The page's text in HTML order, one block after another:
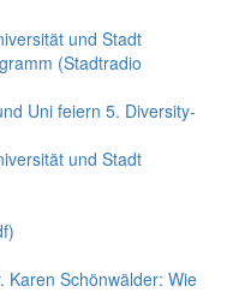
und Stadt
(Stadtradio
Uni feiern 5. Diversity-
und Stadt
Karen Schönwälder: Wie